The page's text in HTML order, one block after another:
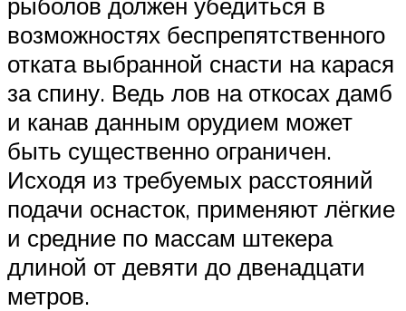
возможностях беспрепятственного
отката выбранной снасти на карася
за спину. Ведь лов на откосах дамб
и канав данным орудием может
быть существенно ограничен.
Исходя из требуемых расстояний
подачи оснасток, применяют лёгкие
и средние по массам штекера
длиной от девяти до двенадцати
метров.